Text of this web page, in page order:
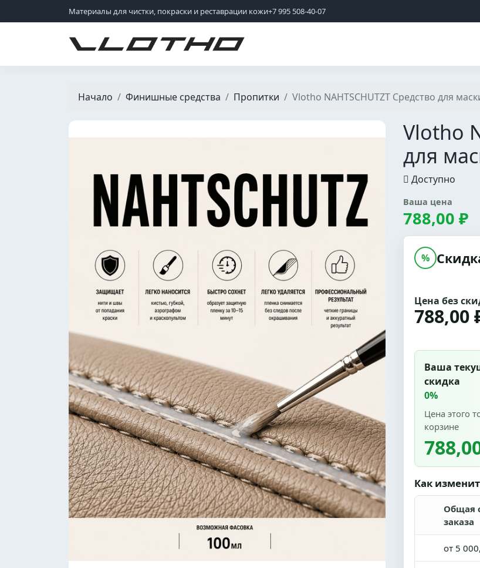
Материалы для чистки, покраски и реставрации кожи+7 995 508-40-07
VLOTHO
Начало Финишные средства Пропитки Vlotho NAHTSCHUTZT Средство для
Vlotho
для
Доступно
Ваша цена
788,00 ₽
%
Цена без
788,00
Ваша
скидка
0%
Цена этого
корзине
Как
Общая
заказа
от 5